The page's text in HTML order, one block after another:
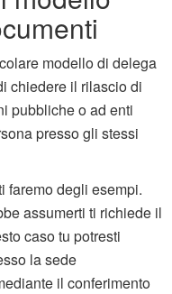
modello di delega
chiedere il rilascio di
pubbliche o ad enti
presso gli stessi
faremo degli esempi.
assumerti ti richiede il
caso tu potresti
la sede
il conferimento